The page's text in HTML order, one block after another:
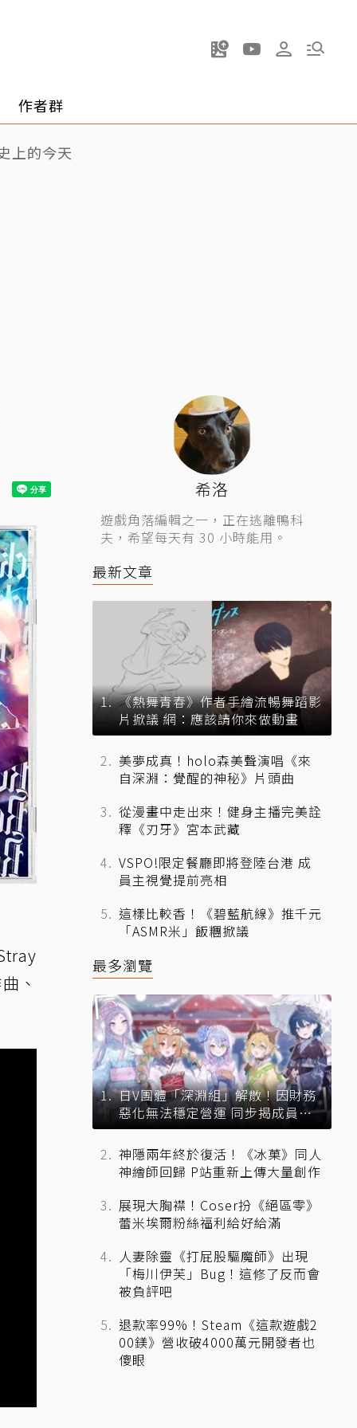
作者群
上的今天
、
希洛
遊戲角落編輯之一，正在逃離鴨科
夫，希望每天有 30 小時能用。
最新文章
《熱舞青春》作者手繪流暢舞蹈影
片掀議 網：應該請你來做動畫
美夢成真！holo森美聲演唱《來
自深淵：覺醒的神秘》片頭曲
從漫畫中走出來！健身主播完美詮
釋《刃牙》宮本武藏
VSPO!限定餐廳即將登陸台港 成
員主視覺提前亮相
這樣比較香！《碧藍航線》推千元
「ASMR米」飯糰掀議
最多瀏覽
日V團體「深淵組」解散！因財務
惡化無法穩定營運 同步揭成員未
來去向
神隱兩年終於復活！《冰菓》同人
神繪師回歸 P站重新上傳大量創作
展現大胸襟！Coser扮《絕區零》
蕾米埃爾粉絲福利給好給滿
人妻除靈《打屁股驅魔師》出現
「梅川伊芙」Bug！這修了反而會
被負評吧
退款率99%！Steam《這款遊戲2
00鎂》營收破4000萬元開發者也
傻眼